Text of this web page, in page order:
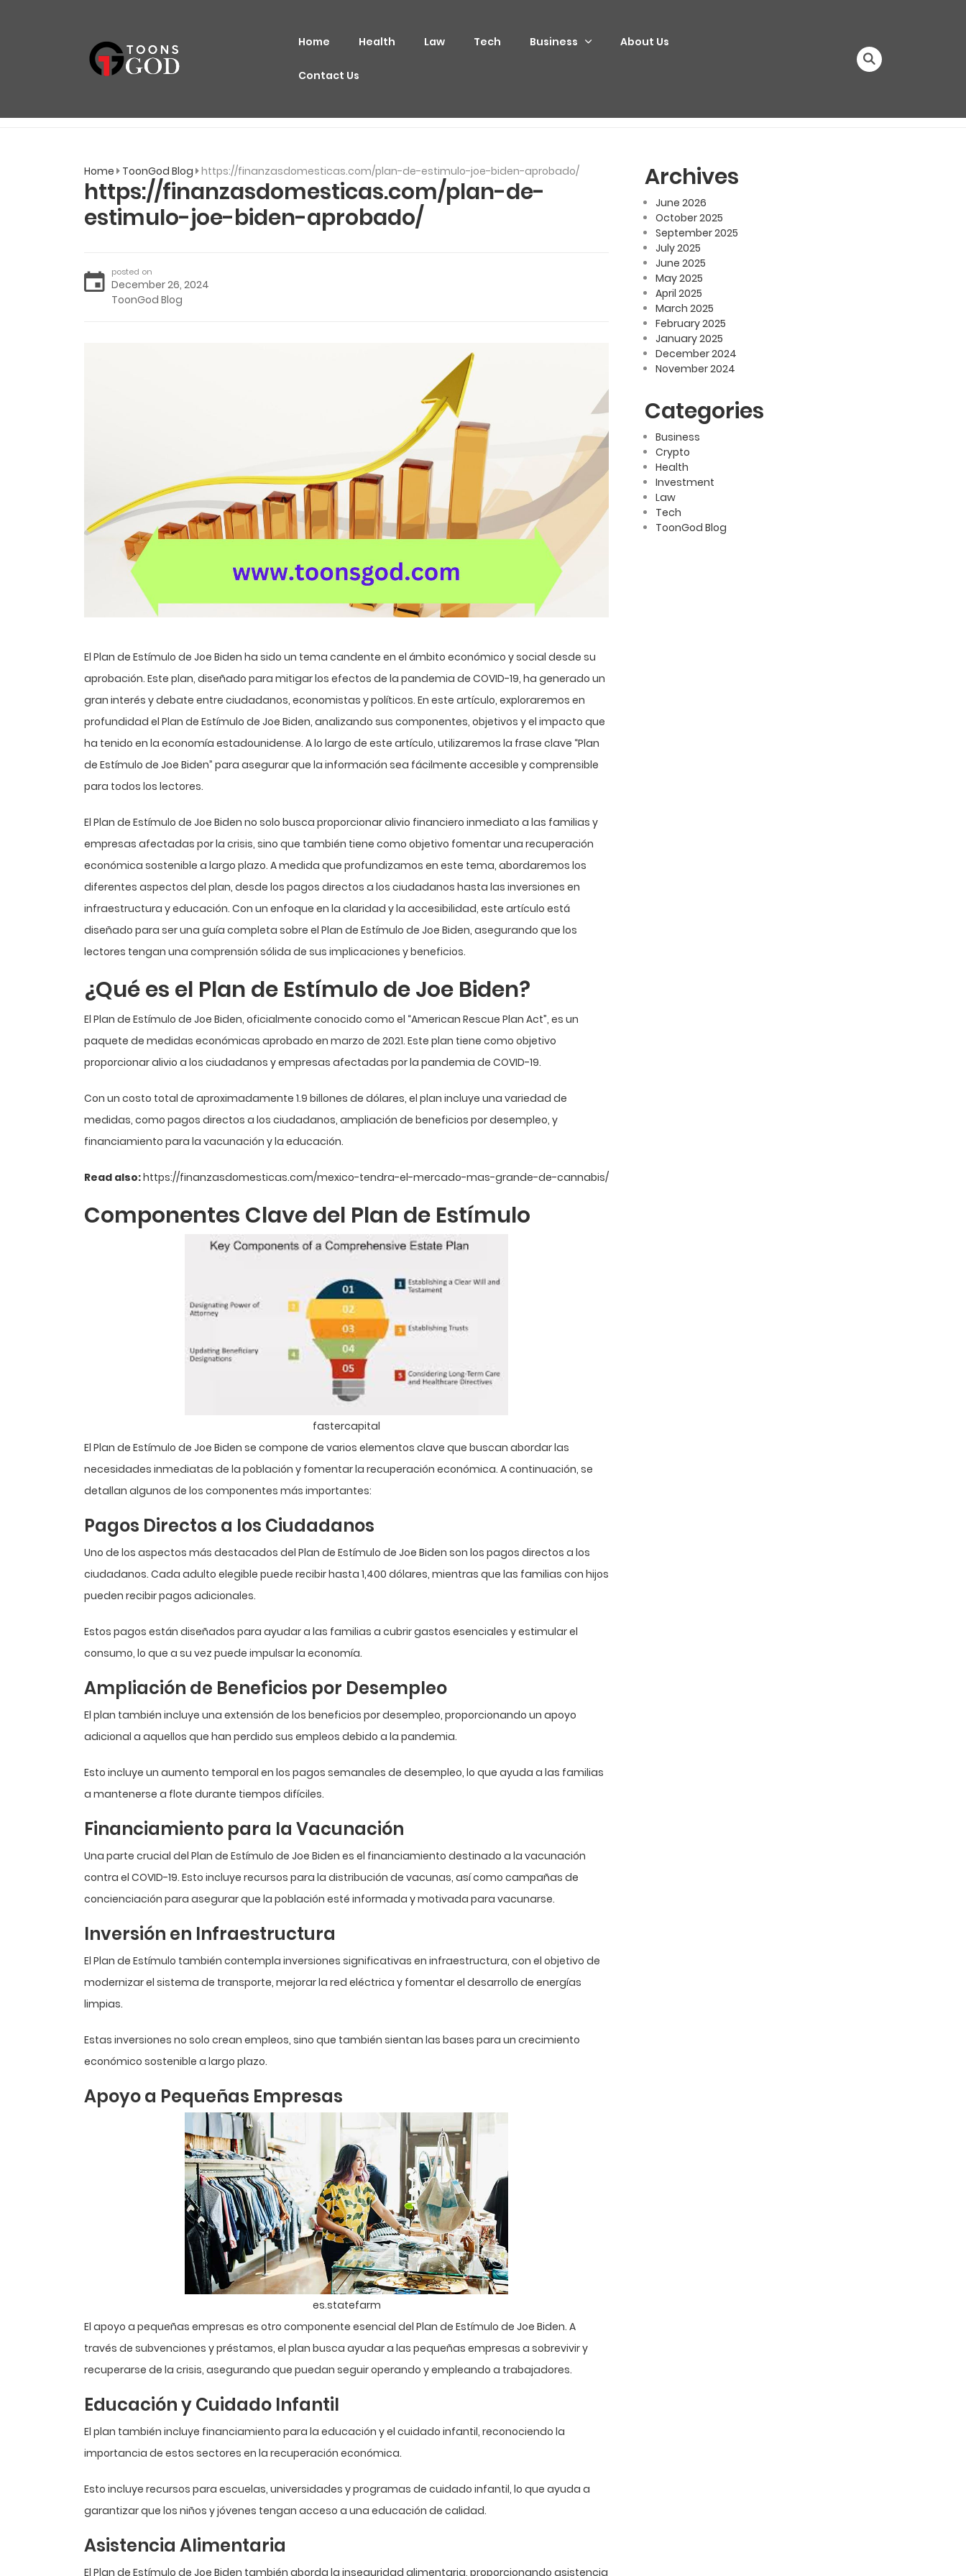
Home Health Law Tech Business About Us
Contact Us
Home ToonGod Blog https://finanzasdomesticas.com/plan-de-estimulo-joe-biden-aprobado/
https://finanzasdomesticas.com/plan-de-
estimulo-joe-biden-aprobado/
posted on
December 26, 2024
ToonGod Blog
El Plan de Estímulo de Joe Biden ha sido un tema candente en el ámbito económico y social desde su
aprobación. Este plan, diseñado para mitigar los efectos de la pandemia de COVID-19, ha generado un
gran interés y debate entre ciudadanos, economistas y políticos. En este artículo, exploraremos en
profundidad el Plan de Estímulo de Joe Biden, analizando sus componentes, objetivos y el impacto que
ha tenido en la economía estadounidense. A lo largo de este artículo, utilizaremos la frase clave “Plan
de Estímulo de Joe Biden” para asegurar que la información sea fácilmente accesible y comprensible
para todos los lectores.
El Plan de Estímulo de Joe Biden no solo busca proporcionar alivio financiero inmediato a las familias y
empresas afectadas por la crisis, sino que también tiene como objetivo fomentar una recuperación
económica sostenible a largo plazo. A medida que profundizamos en este tema, abordaremos los
diferentes aspectos del plan, desde los pagos directos a los ciudadanos hasta las inversiones en
infraestructura y educación. Con un enfoque en la claridad y la accesibilidad, este artículo está
diseñado para ser una guía completa sobre el Plan de Estímulo de Joe Biden, asegurando que los
lectores tengan una comprensión sólida de sus implicaciones y beneficios.
¿Qué es el Plan de Estímulo de Joe Biden?
El Plan de Estímulo de Joe Biden, oficialmente conocido como el “American Rescue Plan Act”, es un
paquete de medidas económicas aprobado en marzo de 2021. Este plan tiene como objetivo
proporcionar alivio a los ciudadanos y empresas afectadas por la pandemia de COVID-19.
Con un costo total de aproximadamente 1.9 billones de dólares, el plan incluye una variedad de
medidas, como pagos directos a los ciudadanos, ampliación de beneficios por desempleo, y
financiamiento para la vacunación y la educación.
Read also:https://finanzasdomesticas.com/mexico-tendra-el-mercado-mas-grande-de-cannabis/
Componentes Clave del Plan de Estímulo
fastercapital
El Plan de Estímulo de Joe Biden se compone de varios elementos clave que buscan abordar las
necesidades inmediatas de la población y fomentar la recuperación económica. A continuación, se
detallan algunos de los componentes más importantes:
Pagos Directos a los Ciudadanos
Uno de los aspectos más destacados del Plan de Estímulo de Joe Biden son los pagos directos a los
ciudadanos. Cada adulto elegible puede recibir hasta 1,400 dólares, mientras que las familias con hijos
pueden recibir pagos adicionales.
Estos pagos están diseñados para ayudar a las familias a cubrir gastos esenciales y estimular el
consumo, lo que a su vez puede impulsar la economía.
Ampliación de Beneficios por Desempleo
El plan también incluye una extensión de los beneficios por desempleo, proporcionando un apoyo
adicional a aquellos que han perdido sus empleos debido a la pandemia.
Esto incluye un aumento temporal en los pagos semanales de desempleo, lo que ayuda a las familias
a mantenerse a flote durante tiempos difíciles.
Financiamiento para la Vacunación
Una parte crucial del Plan de Estímulo de Joe Biden es el financiamiento destinado a la vacunación
contra el COVID-19. Esto incluye recursos para la distribución de vacunas, así como campañas de
concienciación para asegurar que la población esté informada y motivada para vacunarse.
Inversión en Infraestructura
El Plan de Estímulo también contempla inversiones significativas en infraestructura, con el objetivo de
modernizar el sistema de transporte, mejorar la red eléctrica y fomentar el desarrollo de energías
limpias.
Estas inversiones no solo crean empleos, sino que también sientan las bases para un crecimiento
económico sostenible a largo plazo.
Apoyo a Pequeñas Empresas
es.statefarm
El apoyo a pequeñas empresas es otro componente esencial del Plan de Estímulo de Joe Biden. A
través de subvenciones y préstamos, el plan busca ayudar a las pequeñas empresas a sobrevivir y
recuperarse de la crisis, asegurando que puedan seguir operando y empleando a trabajadores.
Educación y Cuidado Infantil
El plan también incluye financiamiento para la educación y el cuidado infantil, reconociendo la
importancia de estos sectores en la recuperación económica.
Esto incluye recursos para escuelas, universidades y programas de cuidado infantil, lo que ayuda a
garantizar que los niños y jóvenes tengan acceso a una educación de calidad.
Asistencia Alimentaria
El Plan de Estímulo de Joe Biden también aborda la inseguridad alimentaria, proporcionando asistencia
Archives
June 2026
October 2025
September 2025
July 2025
June 2025
May 2025
April 2025
March 2025
February 2025
January 2025
December 2024
November 2024
Categories
Business
Crypto
Health
Investment
Law
Tech
ToonGod Blog